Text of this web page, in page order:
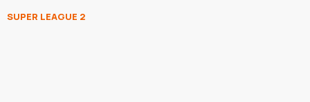
SUPER LEAGUE 2